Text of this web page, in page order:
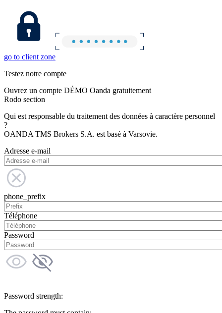
go to client zone
Testez notre compte
Ouvrez un compte DÉMO Oanda gratuitement
Rodo section
Qui est responsable du traitement des données à caractère personnel
?
OANDA TMS Brokers S.A. est basé à Varsovie.
Adresse e-mail
phone_prefix
Téléphone
Password
Password strength: